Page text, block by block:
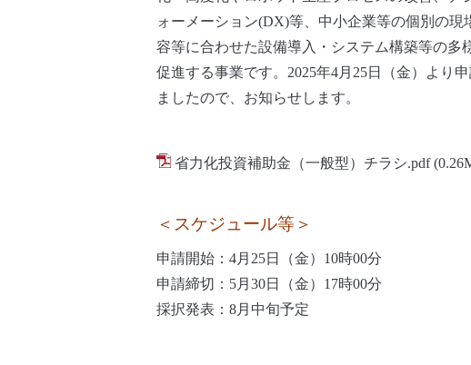
ォーメーション(DX)等、中小企業等の個別の現
容等に合わせた設備導入・システム構築等の多
促進する事業です。2025年4月25日（金）より
ましたので、お知らせします。
省力化投資補助金（一般型）チラシ.pdf
＜スケジュール等＞
申請開始：4月25日（金）10時00分
申請締切：5月30日（金）17時00分
採択発表：8月中旬予定